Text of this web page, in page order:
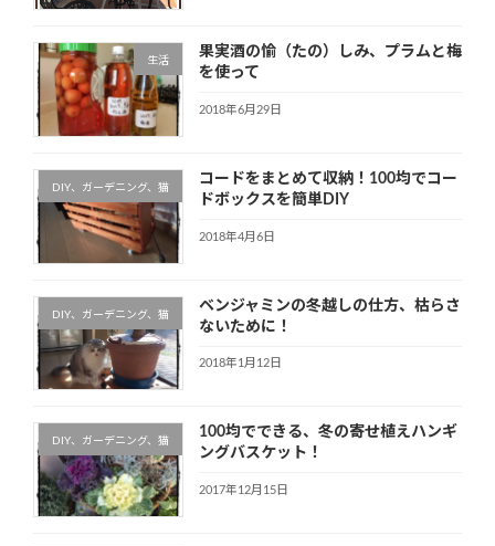
生活
果実酒の愉（たの）しみ、プラムと梅
を使って
2018年6月29日
DIY、ガーデニング、猫
コードをまとめて収納！100均でコー
ドボックスを簡単DIY
2018年4月6日
DIY、ガーデニング、猫
ベンジャミンの冬越しの仕方、枯らさ
ないために！
2018年1月12日
DIY、ガーデニング、猫
100均でできる、冬の寄せ植えハンギ
ングバスケット！
2017年12月15日